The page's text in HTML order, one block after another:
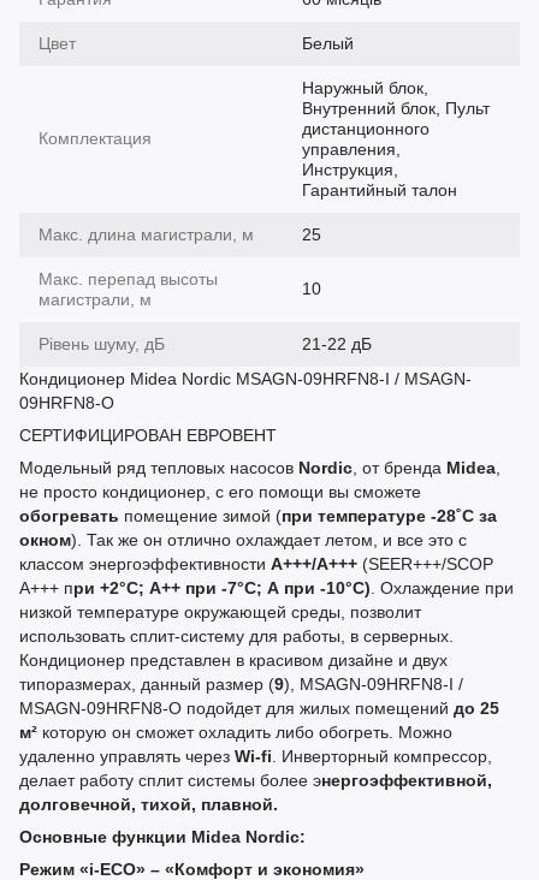
Цвет Белый
Комплектация
Наружный блок,
Внутренний блок, Пульт
дистанционного
управления,
Инструкция,
Гарантийный талон
Макс. длина магистрали, м 25
Макс. перепад высоты
магистрали, м
10
Рівень шуму, дБ
21-22 дБ
Кондиционер Midea Nordic MSAGN-09HRFN8-I / MSAGN-
09HRFN8-O
СЕРТИФИЦИРОВАН ЕВРОВЕНТ
Модельный ряд тепловых насосов Nordic , от бренда Midea
не просто кондиционер, с его помощи вы сможете
обогревать помещение зимой (при температуре -28˚С за
окном). Так же он отлично охлаждает летом, и все это с
классом энергоэффективности A+++/A+++ (SEER+++/SCOP
А+++ при +2°С; А++ при -7°С; А при -10°С) . Охлаждение при
низкой температуре окружающей среды, позволит
использовать сплит-систему для работы, в серверных.
Кондиционер представлен в красивом дизайне и двух
типоразмерах, данный размер (9), MSAGN-09HRFN8-I /
MSAGN-09HRFN8-O подойдет для жилых помещений до 25
м² которую он сможет охладить либо обогреть. Можно
удаленно управлять через Wi-fi . Инверторный компрессор,
делает работу сплит системы более энергоэффективной,
долговечной, тихой, плавной.
Основные функции Midea Nordic:
Режим «i-ECO» – «Комфорт и экономия»